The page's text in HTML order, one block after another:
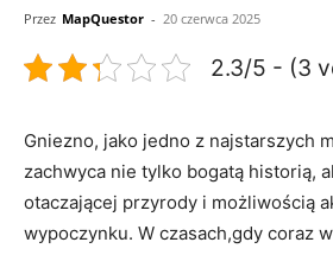
Przez MapQuestor - 20 czerwca 2025
2.3/5 - (3
Gniezno, jako jedno z najstarszych
⁣zachwyca ⁢nie tylko ⁢bogatą‍ historią,
⁤otaczającej przyrody ‍i możliwością
wypoczynku. W czasach,gdy coraz